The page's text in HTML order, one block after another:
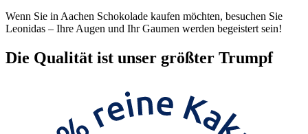
Wenn Sie in Aachen Schokolade kaufen möchten, besuchen Sie
Leonidas – Ihre Augen und Ihr Gaumen werden begeistert sein!
Die Qualität ist unser größter Trumpf